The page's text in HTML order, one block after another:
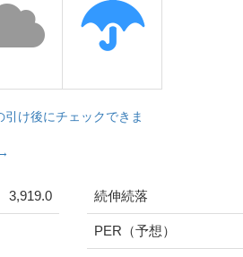
け後にチェックできま
3,919.0 続伸続落
PER（予想）